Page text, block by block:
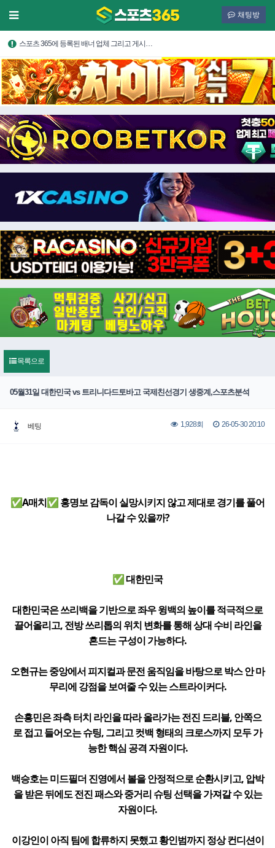
채팅방
스포츠 365에 등록된 배너 업체 그리고 게시…
목록으로
05월31일 대한민국 vs 트리니다드토바고 국제친선경기 생중계,스포츠분석
베팅 1,928회 26-05-30 20:10
✅A매치✅ 홍명보 감독이 실망시키지 않고 제대로 경기를 풀어
나갈 수 있을까?
✅ 대한민국
대한민국은 쓰리백을 기반으로 좌우 윙백의 높이를 적극적으로
끌어올리고, 전방 쓰리톱의 위치 변화를 통해 상대 수비 라인을
흔드는 구성이 가능하다.
오현규는 중앙에서 피지컬과 문전 움직임을 바탕으로 박스 안 마
무리에 강점을 보여줄 수 있는 스트라이커다.
손흥민은 좌측 터치 라인을 따라 올라가는 전진 드리블, 안쪽으
로 접고 들어오는 슈팅, 그리고 컷백 형태의 크로스까지 모두 가
능한 핵심 공격 자원이다.
백승호는 미드필더 진영에서 볼을 안정적으로 순환시키고, 압박
을 받은 뒤에도 전진 패스와 중거리 슈팅 선택을 가져갈 수 있는
자원이다.
이강인이 아직 팀에 합류하지 못했고 황인범까지 정상 컨디션이